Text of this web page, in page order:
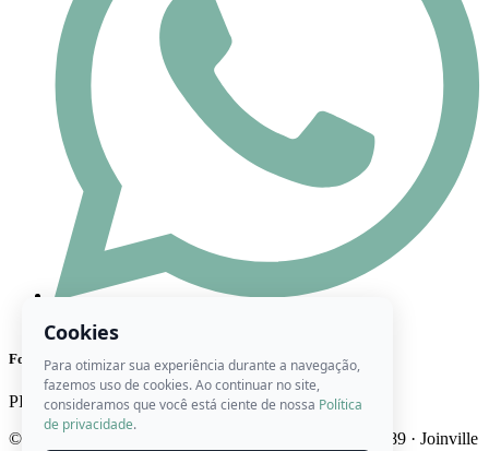
Formas de Pagamento
PIX Cartão Boleto
© 2026 Ateliê Roberta Artes · CNPJ 22.746.947/0001-89 · Joinville
Cookies
Para otimizar sua experiência durante a navegação,
fazemos uso de cookies. Ao continuar no site,
consideramos que você está ciente de nossa Política
de privacidade.